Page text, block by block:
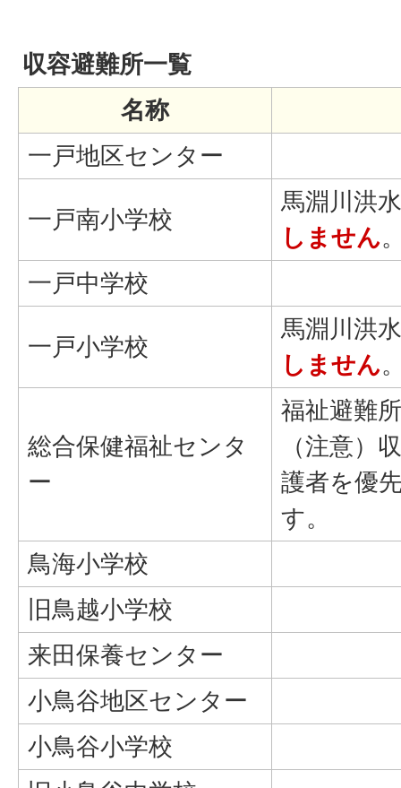
収容避難所一覧
名称
一戸地区センター
一戸南小学校
馬淵川洪
しません
一戸中学校
一戸小学校
馬淵川洪
しません
総合保健福祉センタ
ー
福祉避難
（注意）
護者を優
す。
鳥海小学校
旧鳥越小学校
来田保養センター
小鳥谷地区センター
小鳥谷小学校